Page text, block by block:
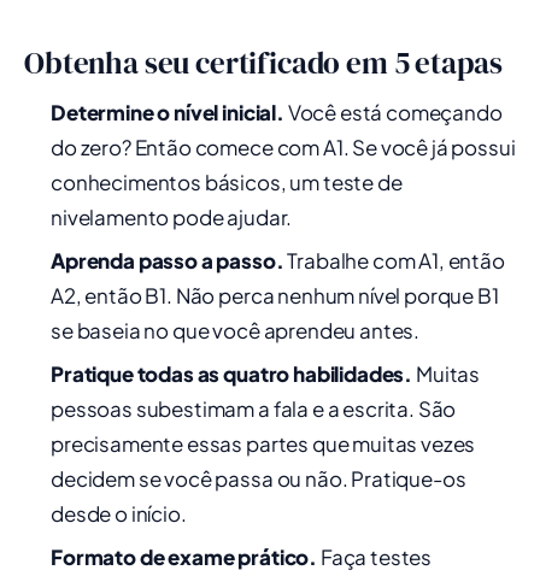
Obtenha seu certificado em 5 etapas
Determine o nível inicial. Você está começando
do zero? Então comece com A1. Se você já possui
conhecimentos básicos, um teste de
nivelamento pode ajudar.
Aprenda passo a passo.Trabalhe com A1, então
A2, então B1. Não perca nenhum nível porque B1
se baseia no que você aprendeu antes.
Pratique todas as quatro habilidades. Muitas
pessoas subestimam a fala e a escrita. São
precisamente essas partes que muitas vezes
decidem se você passa ou não. Pratique-os
desde o início.
Formato de exame prático. Faça testes